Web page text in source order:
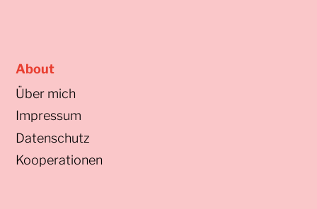
About
Über mich
Impressum
Datenschutz
Kooperationen